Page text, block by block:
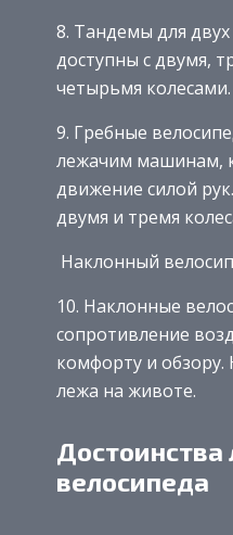
8. Тандемы для
доступны с двумя,
четырьмя колесами.
9. Гребные
лежачим машинам,
движение силой
двумя и тремя
Наклонный
10. Наклонные
сопротивление
комфорту и обзору.
лежа на животе.
Достоинства
велосипеда